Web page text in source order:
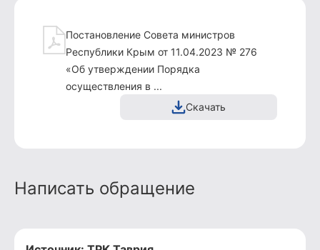
Постановление Совета министров
Республики Крым от 11.04.2023 № 276
«Об утверждении Порядка
осуществления в ...
Скачать
Написать обращение